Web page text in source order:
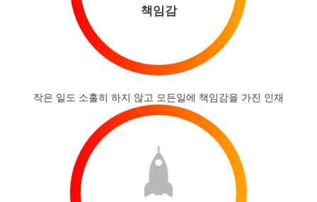
책임감
작은 일도 소홀히 하지 않고 모든일에 책임감을 가진 인재